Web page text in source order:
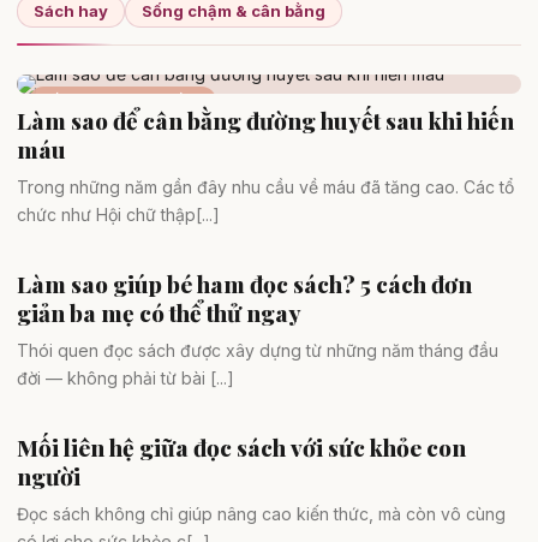
Sách hay Sống chậm & cân bằng
Làm sao để cân bằng đường huyết sau khi hiến
máu
Trong những năm gần đây nhu cầu về máu đã tăng cao. Các tổ
chức như Hội chữ thập[...]
Sách hay
Làm sao giúp bé ham đọc sách? 5 cách đơn
giản ba mẹ có thể thử ngay
Thói quen đọc sách được xây dựng từ những năm tháng đầu
đời — không phải từ bài [...]
Sách hay
Mối liên hệ giữa đọc sách với sức khỏe con
người
Đọc sách không chỉ giúp nâng cao kiến thức, mà còn vô cùng